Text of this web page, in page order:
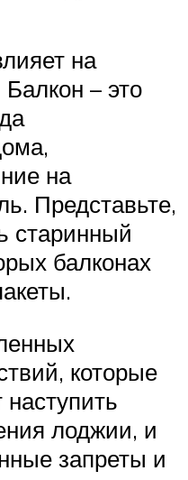
на
– это
на
Представьте,
старинный
балконах
которые
наступить
лоджии, и
запреты и